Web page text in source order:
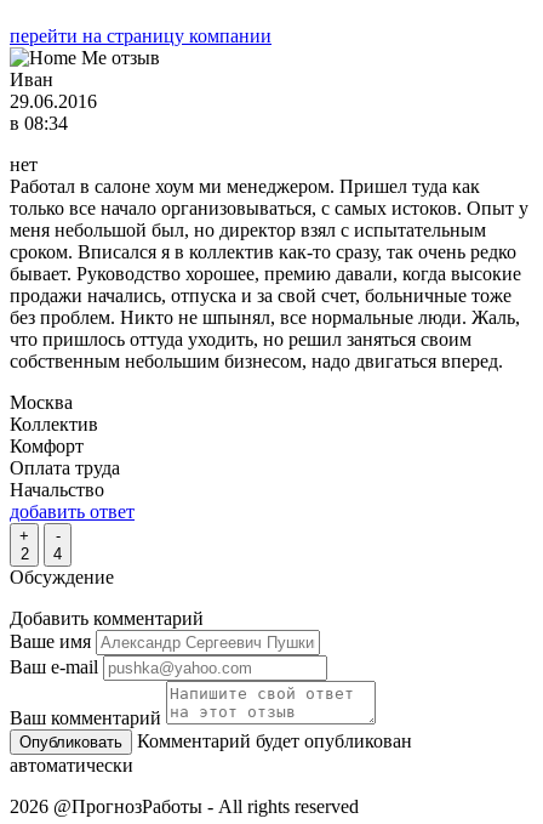
перейти на страницу компании
Иван
29.06.2016
в 08:34
нет
Работал в салоне хоум ми менеджером. Пришел туда как
только все начало организовываться, с самых истоков. Опыт у
меня небольшой был, но директор взял с испытательным
сроком. Вписался я в коллектив как-то сразу, так очень редко
бывает. Руководство хорошее, премию давали, когда высокие
продажи начались, отпуска и за свой счет, больничные тоже
без проблем. Никто не шпынял, все нормальные люди. Жаль,
что пришлось оттуда уходить, но решил заняться своим
собственным небольшим бизнесом, надо двигаться вперед.
Москва
Коллектив
Комфорт
Оплата труда
Начальство
добавить ответ
+
2
-
4
Обсуждение
Добавить комментарий
Ваше имя
Ваш e-mail
Ваш комментарий
Комментарий будет опубликован
автоматически
2026 @ПрогнозРаботы - All rights reserved